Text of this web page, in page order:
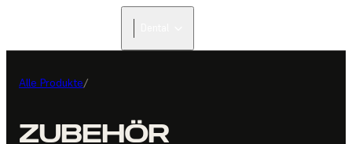
Alle Produkte/
ZUBEHÖR